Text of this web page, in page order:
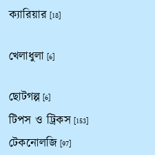
ক্যারিয়ার [18]
খেলাধুলা [6]
ছোটগল্প [6]
টিপস ও ট্রিকস [153]
টেকনোলজি [97]